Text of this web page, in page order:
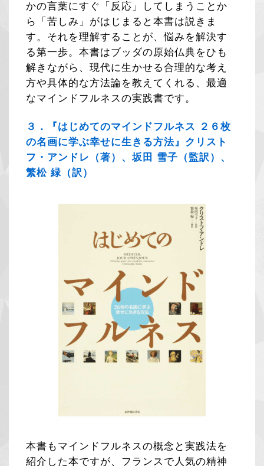
かの言葉にすぐ「反応」してしまうことか
ら「苦しみ」がはじまると本書は説きま
す。それを理解することが、悩みを解決す
る第一歩。本書はブッダの原始仏典をひも
解きながら、現代に生かせる合理的な考え
方や具体的な方法論を教えてくれる、最適
なマインドフルネスの実践書です。
３．『はじめてのマインドフルネス ２６枚
の名画に学ぶ幸せに生きる方法』クリスト
フ・アンドレ（著）、坂田 雪子（監訳）、
繁松 緑（訳）
本書もマインドフルネスの概念と実践法を
紹介した本ですが、フランスで人気の精神